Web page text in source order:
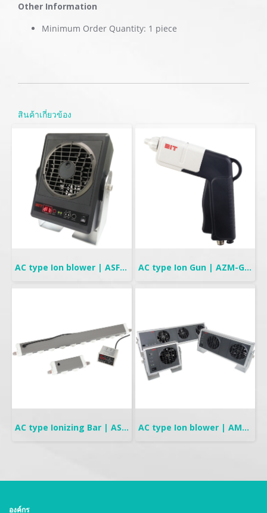
Other Information
Minimum Order Quantity: 1 piece
สินค้าเกี่ยวข้อง
AC type Ion blower | ASF-AD Series AC type Ion Gun | AZM-G1G Series
AC type Ionizing Bar | ASM-P Series AC type Ion blower | AMF-95 Series
องค์กร